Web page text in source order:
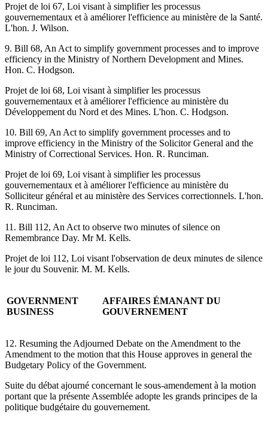
Projet de loi 67, Loi visant à simplifier les processus
gouvernementaux et à améliorer l'efficience au ministère de la Santé.
L'hon. J. Wilson.
9. Bill 68, An Act to simplify government processes and to improve
efficiency in the Ministry of Northern Development and Mines.
Hon. C. Hodgson.
Projet de loi 68, Loi visant à simplifier les processus
gouvernementaux et à améliorer l'efficience au ministère du
Développement du Nord et des Mines. L'hon. C. Hodgson.
10. Bill 69, An Act to simplify government processes and to
improve efficiency in the Ministry of the Solicitor General and the
Ministry of Correctional Services. Hon. R. Runciman.
Projet de loi 69, Loi visant à simplifier les processus
gouvernementaux et à améliorer l'efficience au ministère du
Solliciteur général et au ministère des Services correctionnels. L'hon.
R. Runciman.
11. Bill 112, An Act to observe two minutes of silence on
Remembrance Day. Mr M. Kells.
Projet de loi 112, Loi visant l'observation de deux minutes de silence
le jour du Souvenir. M. M. Kells.
GOVERNMENT
BUSINESS
AFFAIRES ÉMANANT DU
GOUVERNEMENT
12. Resuming the Adjourned Debate on the Amendment to the
Amendment to the motion that this House approves in general the
Budgetary Policy of the Government.
Suite du débat ajourné concernant le sous-amendement à la motion
portant que la présente Assemblée adopte les grands principes de la
politique budgétaire du gouvernement.